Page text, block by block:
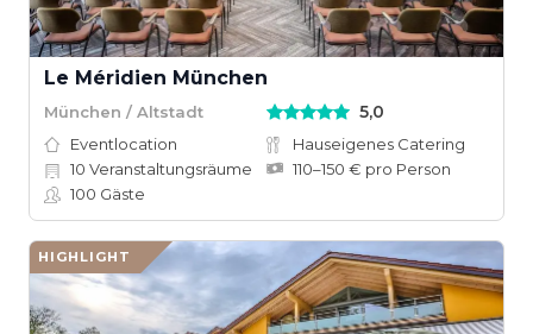
Le Méridien München
München / Altstadt 5,0
Eventlocation
Hauseigenes Catering
10 Veranstaltungsräume
110–150 € pro Person
100 Gäste
HIGHLIGHT